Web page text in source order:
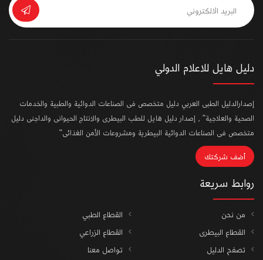
دليل هايل للاعلام الدولي
إصدارالدليل الطبى العربي دليل متخصص فى الصناعات الدوائية والطبية والخدمات
الصحية والعلاجية" , إصدار دليل هايل للطب البيطرى والانتاج الحيوانى والداجنى دليل
متخصص فى الصناعات الدوائية البيطرية ومشروعات الأمن الغذائى"
أضف شركتك
روابط سريعة
من نحن
القطاع الطبي
القطاع البيطرى
القطاع الزراعي
تصفح الدليل
تواصل معنا